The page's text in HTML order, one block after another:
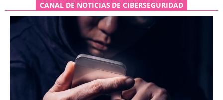
CANAL DE NOTICIAS DE CIBERSEGURIDAD